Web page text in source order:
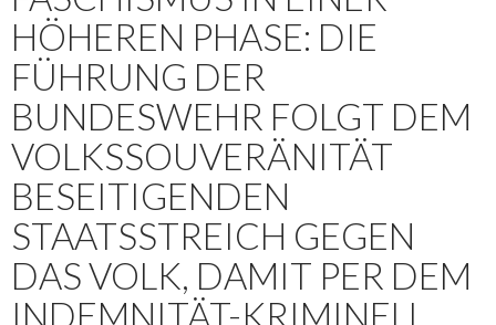
HÖHEREN PHASE: DIE
FÜHRUNG DER
BUNDESWEHR FOLGT DEM
VOLKSSOUVERÄNITÄT
BESEITIGENDEN
STAATSSTREICH GEGEN
DAS VOLK, DAMIT PER DEM
INDEMNITÄT-KRIMINELL